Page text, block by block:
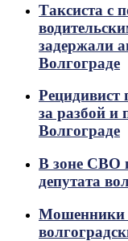
Таксиста с
задержали
Волгограде
Рецидивист
за разбой и
Волгограде
В зоне СВО
депутата
Мошенники